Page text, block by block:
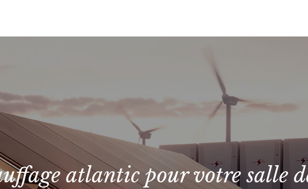
atlantic pour votre salle